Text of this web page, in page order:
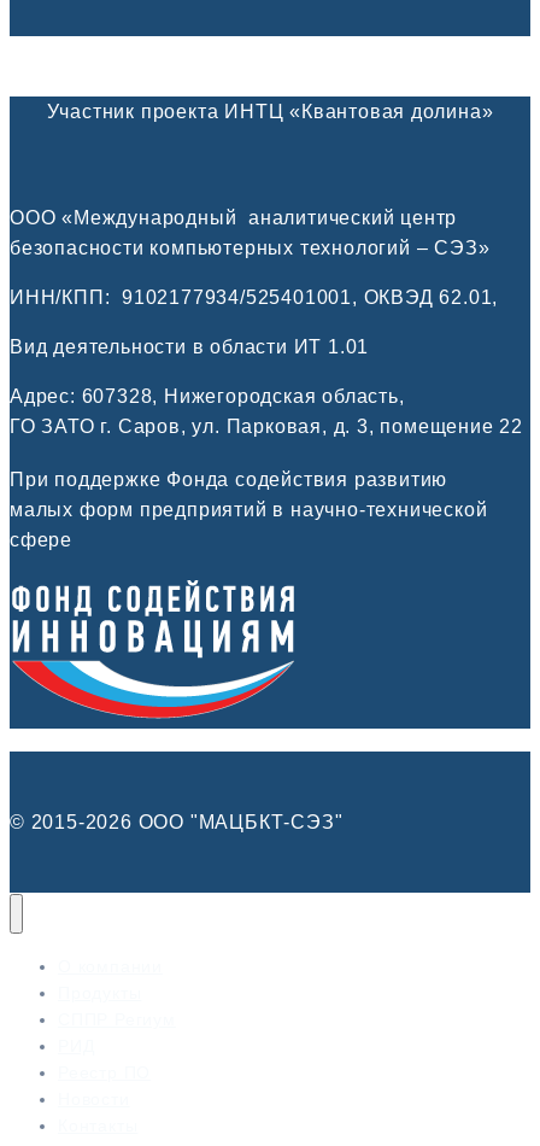
Участник проекта ИНТЦ «Квантовая долина»
ООО «Международный аналитический центр
безопасности компьютерных технологий – СЭЗ»
ИНН/КПП: 9102177934/525401001, ОКВЭД 62.01,
Вид деятельности в области ИТ 1.01
Адрес: 607328, Нижегородская область,
ГО ЗАТО г. Саров, ул. Парковая, д. 3, помещение 22
При поддержке Фонда содействия развитию
малых форм предприятий в научно-технической
сфере
© 2015-2026 ООО "МАЦБКТ-СЭЗ"